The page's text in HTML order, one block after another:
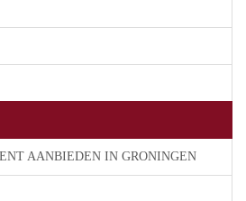
AANBIEDEN IN GRONINGEN